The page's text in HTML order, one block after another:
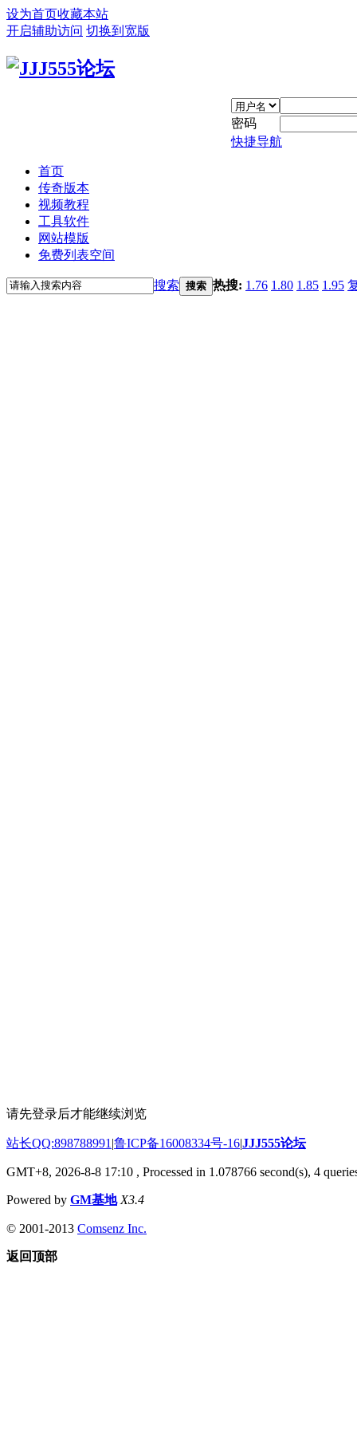
设为首页收藏本站
开启辅助访问 切换到宽版
密码
快捷导航
首页
传奇版本
视频教程
工具软件
网站模版
免费列表空间
搜索 搜索 热搜: 1.76 1.80 1.85 1.95
请先登录后才能继续浏览
站长QQ:898788991 |鲁ICP备16008334号-16|JJJ555论坛
GMT+8, 2026-8-8 17:10 , Processed in 1.078766 second(s), 4
Powered by GM基地 X3.4
© 2001-2013 Comsenz Inc.
返回顶部